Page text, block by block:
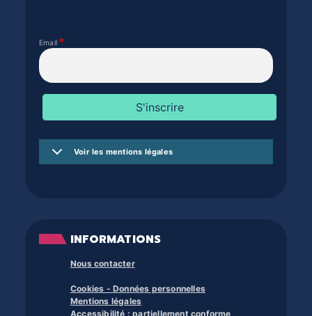
Email
Voir les mentions légales
INFORMATIONS
Nous contacter
Cookies - Données personnelles
Mentions légales
Accessibilité : partiellement conforme